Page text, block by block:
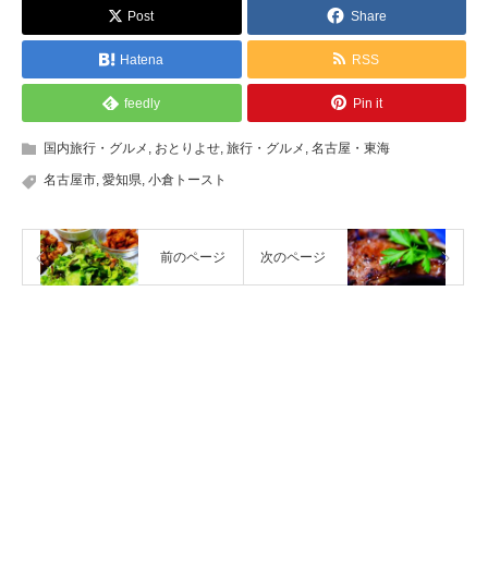
Post Share
Hatena RSS
feedly Pin it
国内旅行・グルメ , おとりよせ, 旅行・グルメ , 名古屋・東海
名古屋市, 愛知県, 小倉トースト
前のページ 次のページ